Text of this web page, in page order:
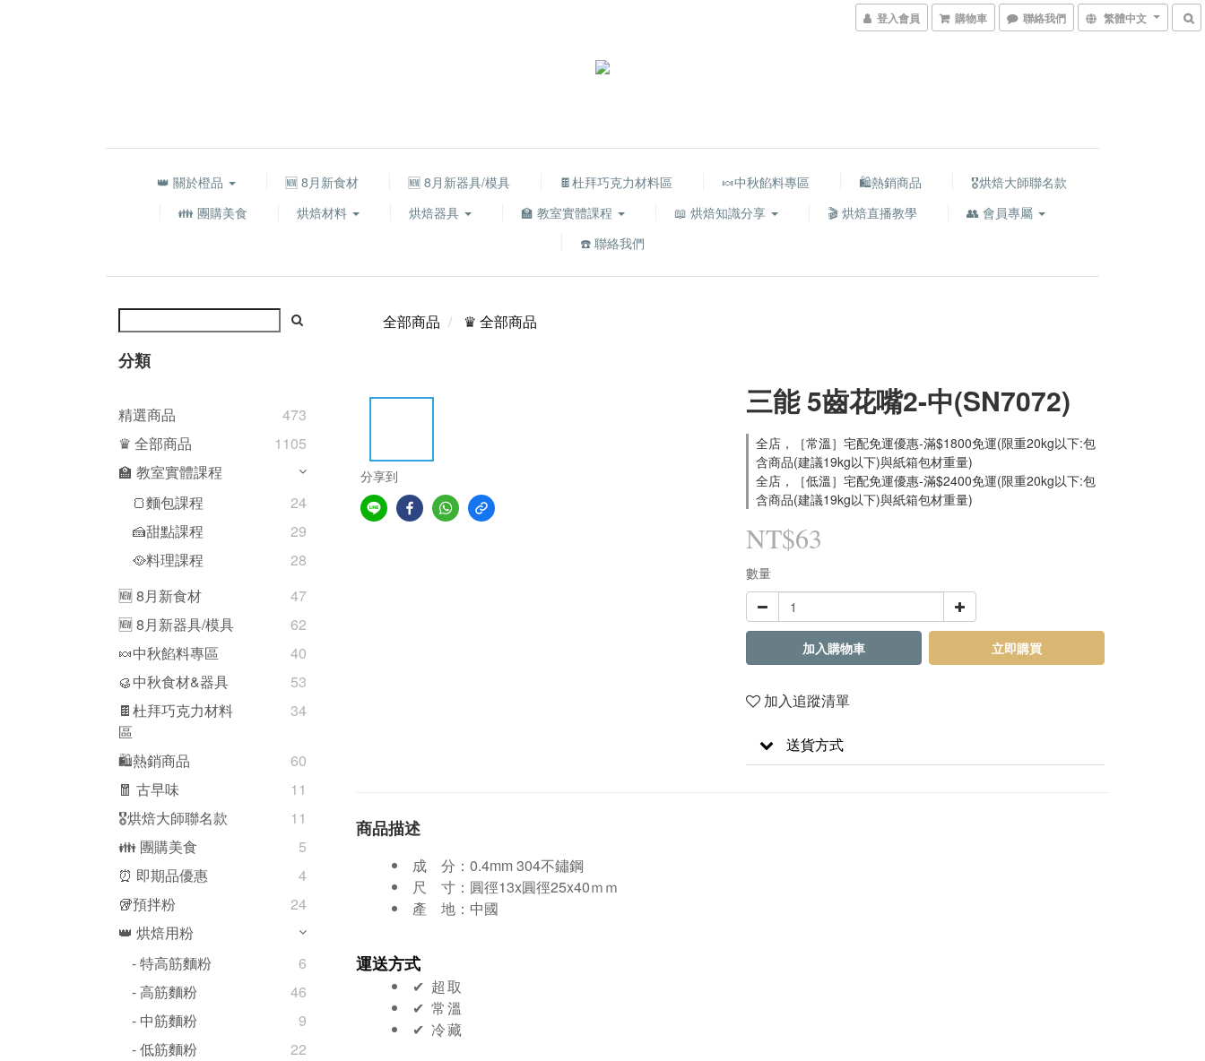
登入會員 購物車 聯絡我們 繁體中文
👑 關於橙品 🆕 8月新食材 🆕 8月新器具/模具 🍫杜拜巧克力材料區 🍬中秋餡料專區 🛍熱銷商品
🎖️烘焙大師聯名款
👪 團購美食
烘焙材料 烘焙器具 🏫 教室實體課程 📖 烘焙知識分享 🎬 烘焙直播教學
👥 會員專屬
☎️ 聯絡我們
分類
精選商品
473
♛ 全部商品
1105
🏫 教室實體課程
🍞麵包課程
24
🍰甜點課程
29
🥘料理課程
28
🆕 8月新食材
47
🆕 8月新器具/模具
62
🍬中秋餡料專區
40
🥮中秋食材&器具
53
🍫杜拜巧克力材料
區
34
🛍熱銷商品
60
🧧 古早味
11
🎖️烘焙大師聯名款
11
👪 團購美食
5
⏰ 即期品優惠
4
🥡預拌粉
24
👑 烘焙用粉
- 特高筋麵粉
6
- 高筋麵粉
46
- 中筋麵粉
9
- 低筋麵粉
22
全部商品 ♛ 全部商品
分享到
三能 5齒花嘴2-中(SN7072)
全店，［常溫］宅配免運優惠-滿$1800免運(限重20kg以下:包
含商品(建議19kg以下)與紙箱包材重量)
全店，［低溫］宅配免運優惠-滿$2400免運(限重20kg以下:包
含商品(建議19kg以下)與紙箱包材重量)
NT$63
數量
加入購物車 立即購買
加入追蹤清單
送貨方式
商品描述
成 分： 0.4mm 304不鏽鋼
尺
寸： 圓徑13x圓徑25x40ｍｍ
產
地：中國
運送方式
✔︎ 超取
✔︎ 常溫
✔︎ 冷藏